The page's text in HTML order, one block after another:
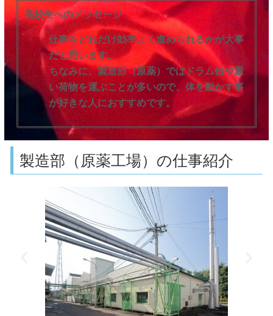
高校生へのメッセージ
仕事をどれだけ効率よく進められるかが大事
だと思います。
ちなみに、製造部（原薬）ではドラム缶や重
い荷物を運ぶことが多いので、体を動かす事
が好きな人におすすめです。
製造部（原薬工場）の仕事紹介